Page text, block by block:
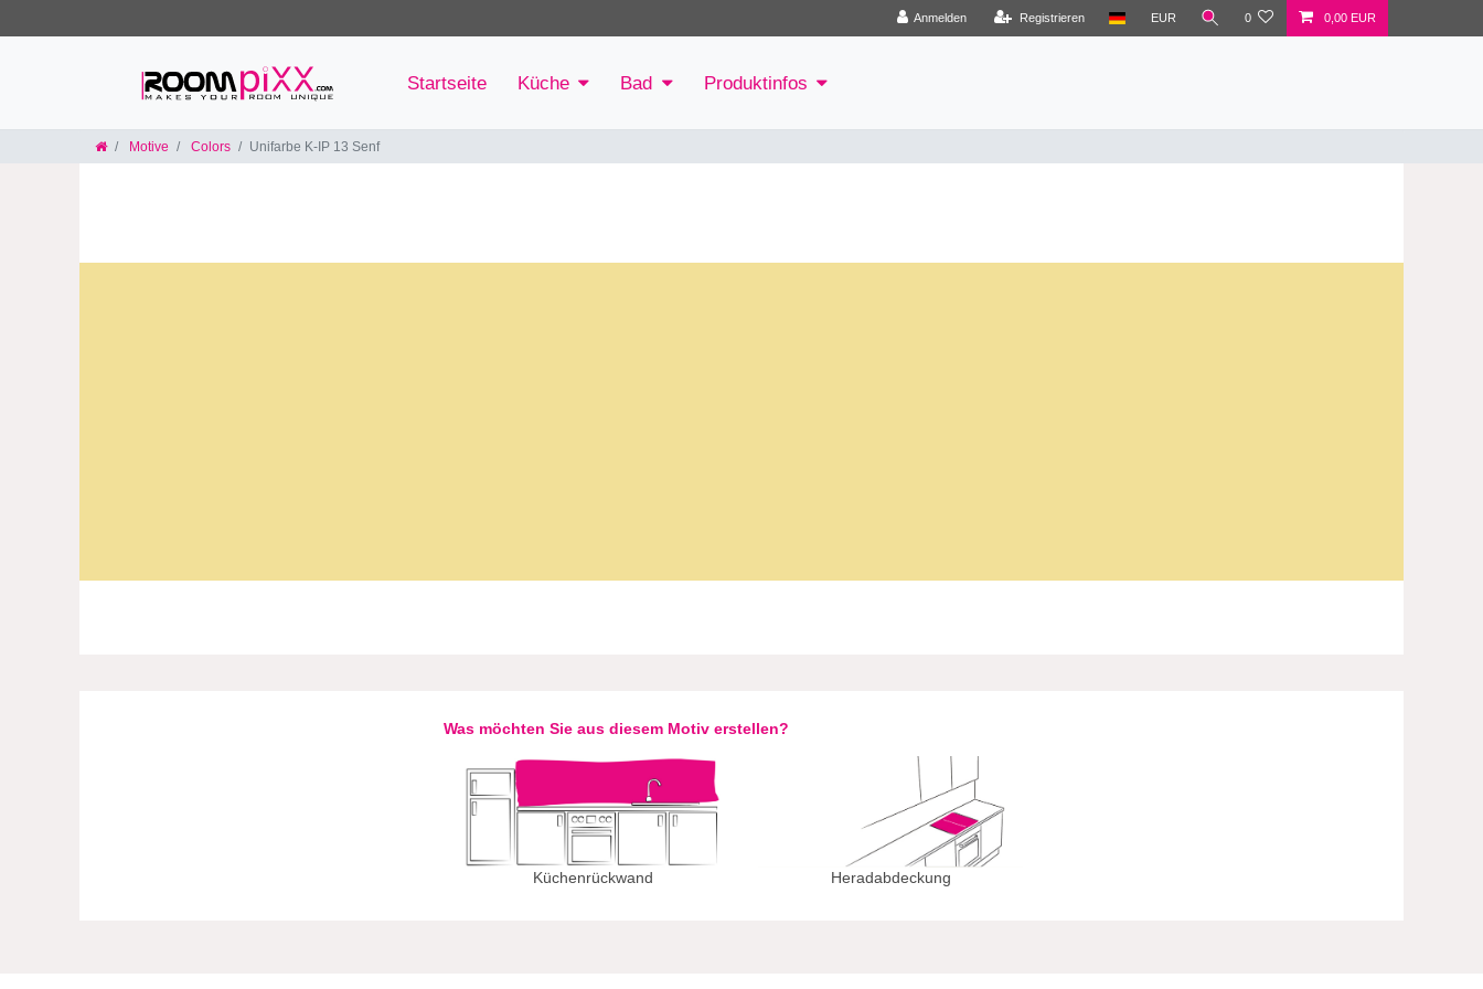
Anmelden Registrieren EUR 0 0,00 EUR
Startseite Küche Bad Produktinfos
Motive Colors Unifarbe K-IP 13 Senf
Was möchten Sie aus diesem Motiv erstellen?
Küchenrückwand Heradabdeckung